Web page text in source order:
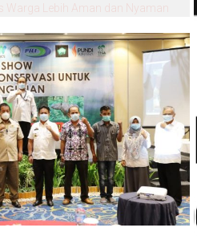
Warga Lebih Aman dan Nyaman